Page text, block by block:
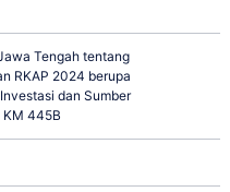
Tengah tentang
RKAP 2024 berupa
dan Sumber
KM 445B